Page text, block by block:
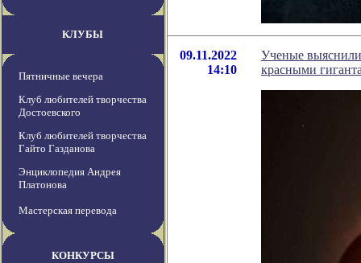
КЛУБЫ
Пятничные вечера
Клуб любителей творчества
Достоевского
Клуб любителей творчества
Гайто Газданова
Энциклопедия Андрея
Платонова
Мастерская перевода
КОНКУРСЫ
09.11.2022
14:10
Ученые
красными